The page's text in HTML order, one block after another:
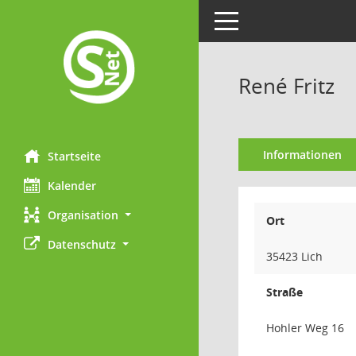
Startseite
Kalender
Organisation
Datenschutz
Toggle navigation
René Fritz
Informationen
Ort
35423 Lich
Straße
Hohler Weg 16